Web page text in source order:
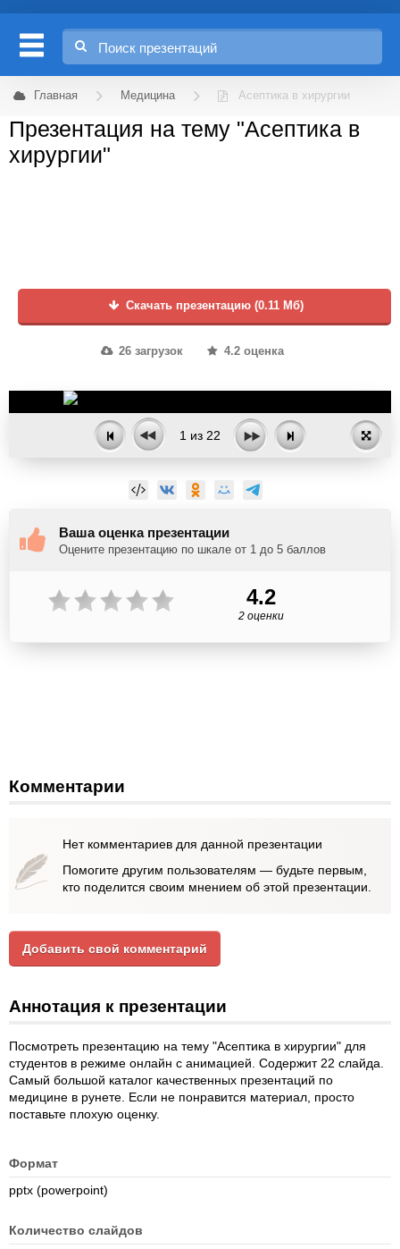
Главная Медицина Асептика в хирургии
Презентация на тему "Асептика в
хирургии"
Скачать презентацию (0.11 Мб)
26 загрузок 4.2 оценка
1 из 22
Ваша оценка презентации
Оцените презентацию по шкале от 1 до 5 баллов
4.2
2 оценки
Комментарии
Нет комментариев для данной презентации
Помогите другим пользователям — будьте первым,
кто поделится своим мнением об этой презентации.
Добавить свой комментарий
Аннотация к презентации
Посмотреть презентацию на тему "Асептика в хирургии" для
студентов в режиме онлайн с анимацией. Содержит 22 слайда.
Самый большой каталог качественных презентаций по
медицине в рунете. Если не понравится материал, просто
поставьте плохую оценку.
Формат
pptx (powerpoint)
Количество слайдов